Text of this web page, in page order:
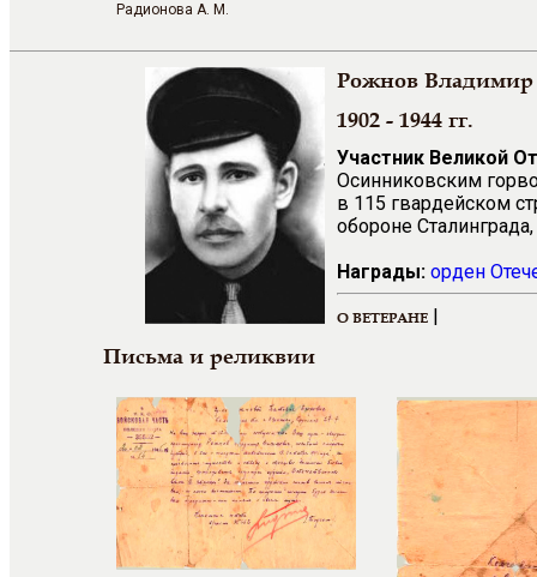
Радионова А. М.
Рожнов Владимир
1902 - 1944 гг.
Участник Великой
Осинниковским
в 115 гвардейском
обороне
Награды: орден
О ВЕТЕРАНЕ |
Письма и реликвии